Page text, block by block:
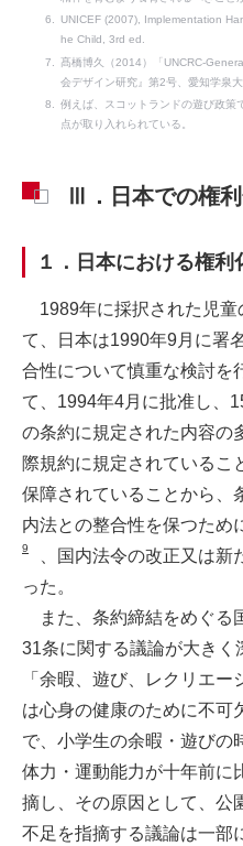
UNICEF (2007), Implementation
he Child, 3rd ed.
髙橋博久（2014）「UNCRC-
会デザイン研究』第2号、愛知学泉
例えば、スコットランドの遊び政策
点が取り入れられている。
Ⅲ．日本での権
１．日本における権利
1989年に採択された児
て、日本は1990年9月に署
合性について慎重な検討を
て、1994年4月に批准し、
の条約に規定された内容の
際規約に規定されているこ
保障されていることから、
内法との整合性を保つため
9
、国内法令の改正又は
った。
また、条約締結をめぐる
31条に関する議論が大きく
「余暇、遊び、レクリエ
は心身の健康のために不可
で、小学生の余暇・遊びの
体力・運動能力が十年前に
摘し、その原因として、公
不足を指摘する議論は一部